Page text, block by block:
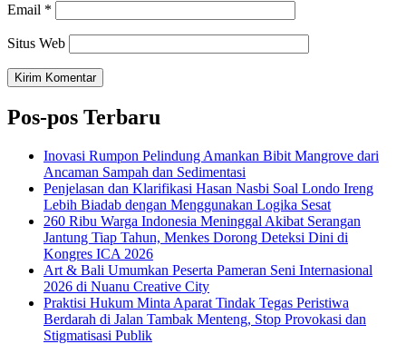
Email *
Situs Web
Pos-pos Terbaru
Inovasi Rumpon Pelindung Amankan Bibit Mangrove dari
Ancaman Sampah dan Sedimentasi
Penjelasan dan Klarifikasi Hasan Nasbi Soal Londo Ireng
Lebih Biadab dengan Menggunakan Logika Sesat
260 Ribu Warga Indonesia Meninggal Akibat Serangan
Jantung Tiap Tahun, Menkes Dorong Deteksi Dini di
Kongres ICA 2026
Art & Bali Umumkan Peserta Pameran Seni Internasional
2026 di Nuanu Creative City
Praktisi Hukum Minta Aparat Tindak Tegas Peristiwa
Berdarah di Jalan Tambak Menteng, Stop Provokasi dan
Stigmatisasi Publik